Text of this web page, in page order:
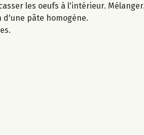
les oeufs à l'intérieur.
pâte homogène.